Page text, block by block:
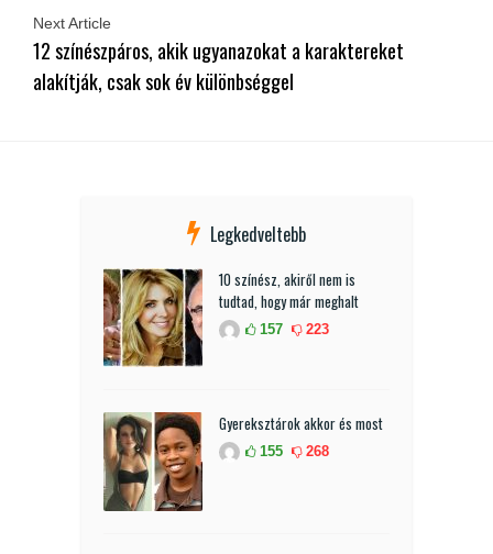
Next Article
12 színészpáros, akik ugyanazokat a karaktereket
alakítják, csak sok év különbséggel
Legkedveltebb
10 színész, akiről nem is
tudtad, hogy már meghalt
157 223
Gyereksztárok akkor és most
155 268